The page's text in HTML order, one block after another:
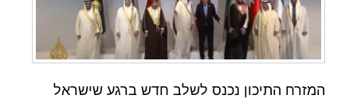
המזרח התיכון נכנס לשלב חדש ברגע שישראל